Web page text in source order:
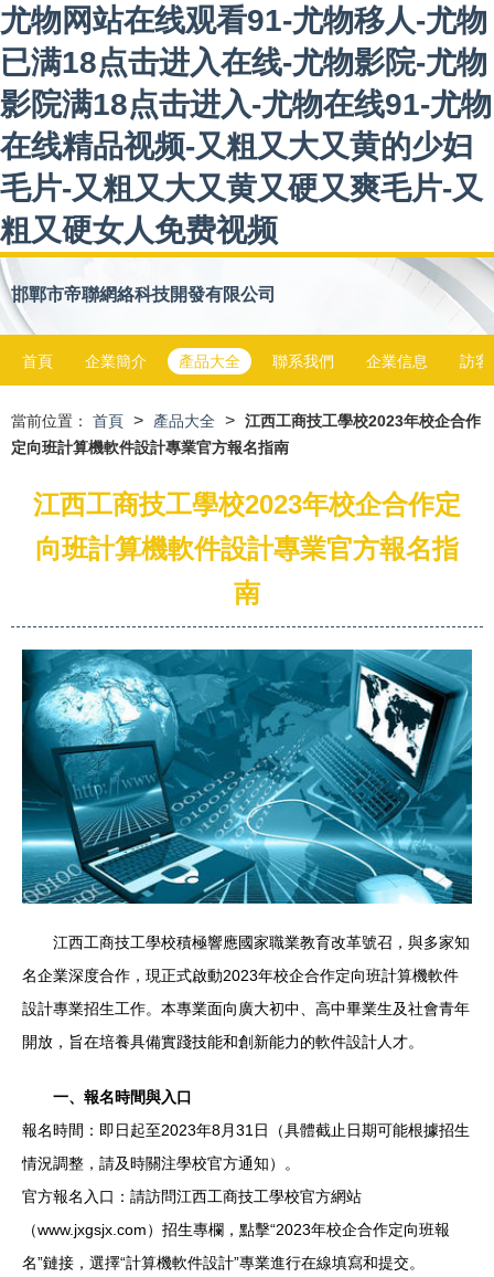
尤物网站在线观看91-尤物移人-尤物
已满18点击进入在线-尤物影院-尤物
影院满18点击进入-尤物在线91-尤物
在线精品视频-又粗又大又黄的少妇
毛片-又粗又大又黄又硬又爽毛片-又
粗又硬女人免费视频
邯鄲市帝聯網絡科技開發有限公司
首頁 企業簡介 產品大全 聯系我們 企業信息 訪客
當前位置： 首頁 > 產品大全 > 江西工商技工學校2023年校企合作
定向班計算機軟件設計專業官方報名指南
江西工商技工學校2023年校企合作定
向班計算機軟件設計專業官方報名指
南
江西工商技工學校積極響應國家職業教育改革號召，與多家知
名企業深度合作，現正式啟動2023年校企合作定向班計算機軟件
設計專業招生工作。本專業面向廣大初中、高中畢業生及社會青年
開放，旨在培養具備實踐技能和創新能力的軟件設計人才。
一、報名時間與入口
報名時間：即日起至2023年8月31日（具體截止日期可能根據招生
情況調整，請及時關注學校官方通知）。
官方報名入口：請訪問江西工商技工學校官方網站
（www.jxgsjx.com）招生專欄，點擊“2023年校企合作定向班報
名”鏈接，選擇“計算機軟件設計”專業進行在線填寫和提交。